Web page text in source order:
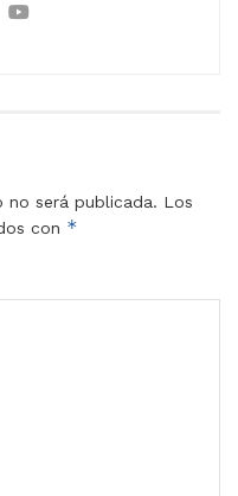
no será publicada. Los
con *